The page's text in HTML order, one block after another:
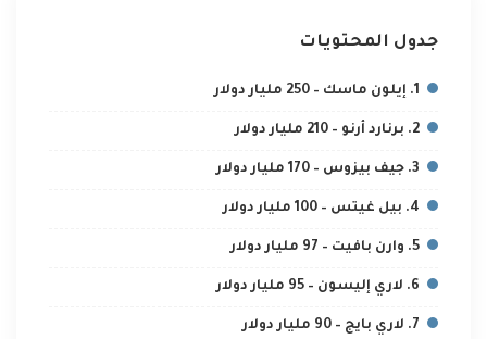
جدول المحتويات
1. إيلون ماسك – 250 مليار دولار
2. برنارد أرنو – 210 مليار دولار
3. جيف بيزوس – 170 مليار دولار
4. بيل غيتس – 100 مليار دولار
5. وارن بافيت – 97 مليار دولار
6. لاري إليسون – 95 مليار دولار
7. لاري بايج – 90 مليار دولار